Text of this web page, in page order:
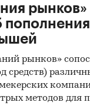
рынков»
средств)
методов для